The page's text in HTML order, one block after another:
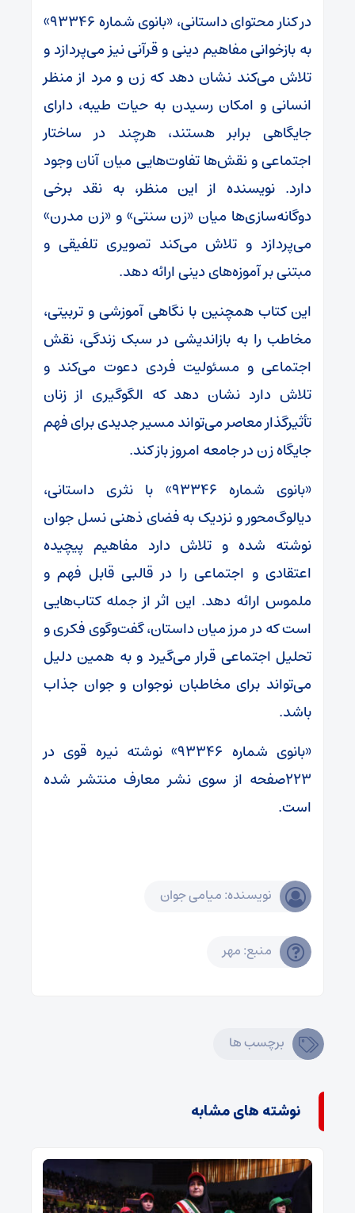
در کنار محتوای داستانی، «بانوی شماره ۹۳۳۴۶»
به بازخوانی مفاهیم دینی و قرآنی نیز می‌پردازد و
تلاش می‌کند نشان دهد که زن و مرد از منظر
انسانی و امکان رسیدن به حیات طیبه، دارای
جایگاهی برابر هستند، هرچند در ساختار
اجتماعی و نقش‌ها تفاوت‌هایی میان آنان وجود
دارد. نویسنده از این منظر، به نقد برخی
دوگانه‌سازی‌ها میان «زن سنتی» و «زن مدرن»
می‌پردازد و تلاش می‌کند تصویری تلفیقی و
مبتنی بر آموزه‌های دینی ارائه دهد.
این کتاب همچنین با نگاهی آموزشی و تربیتی،
مخاطب را به بازاندیشی در سبک زندگی، نقش
اجتماعی و مسئولیت فردی دعوت می‌کند و
تلاش دارد نشان دهد که الگوگیری از زنان
تأثیرگذار معاصر می‌تواند مسیر جدیدی برای فهم
جایگاه زن در جامعه امروز باز کند.
«بانوی شماره ۹۳۳۴۶» با نثری داستانی،
دیالوگ‌محور و نزدیک به فضای ذهنی نسل جوان
نوشته شده و تلاش دارد مفاهیم پیچیده
اعتقادی و اجتماعی را در قالبی قابل فهم و
ملموس ارائه دهد. این اثر از جمله کتاب‌هایی
است که در مرز میان داستان، گفت‌وگوی فکری و
تحلیل اجتماعی قرار می‌گیرد و به همین دلیل
می‌تواند برای مخاطبان نوجوان و جوان جذاب
باشد.
«بانوی شماره ۹۳۳۴۶» نوشته نیره قوی در
۲۲۳صفحه از سوی نشر معارف منتشر شده
است.
نویسنده: میامی جوان
منبع: مهر
برچسب ها
نوشته های مشابه